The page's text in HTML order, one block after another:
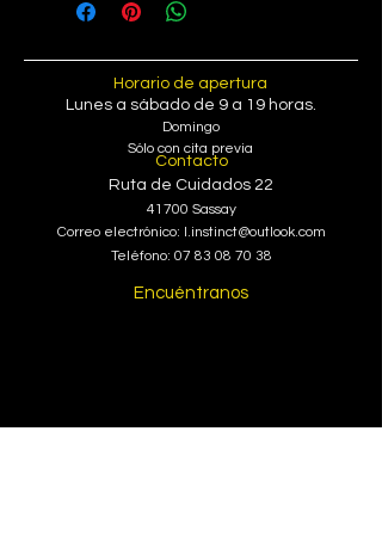
Horario de apertura
Lunes a sábado de 9 a 19 horas.
Domingo
Sólo con cita previa
Contacto
Ruta de Cuidados 22
41700 Sassay
Correo electrónico: l.instinct@outlook.com
Teléfono: 07 83 08 70 38
Encuéntranos